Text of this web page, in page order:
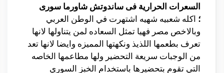
السعرات الحرارية فى ساندوتش شاورما سورى
؛ اكله شعبيه شهيه اشتهرت في الوطن العربي
وبالاخص مصر فهيا تمثل السعاده لمن يتناولها لانها
تعرف بطعمها اللذيذ ونكهتها المميزه وايضا لانها تعد
من الوجبات سريعة التحضير ولها مطاعمها الخاصه
التي تقوم بتحضيرها باستخدام الخبز السوري